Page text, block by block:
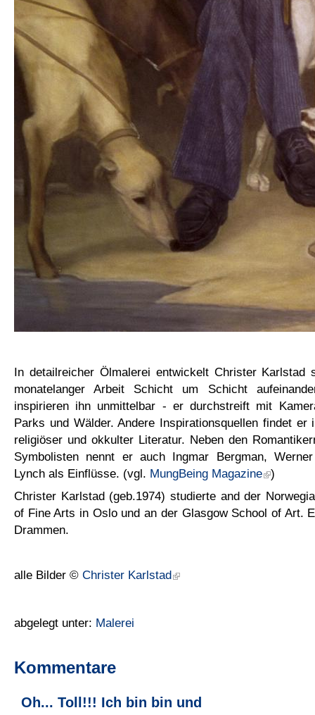
In detailreicher Ölmalerei entwickelt Christer Karlstad
monatelanger Arbeit Schicht um Schicht
inspirieren ihn unmittelbar - er durchstreift mit
Parks und Wälder. Andere Inspirationsquellen findet er
religiöser und okkulter Literatur. Neben den
Symbolisten nennt er auch Ingmar Bergman,
Lynch als Einflüsse. (vgl. MungBeing Magazine )
Christer Karlstad (geb.1974) studierte and der
of Fine Arts in Oslo und an der Glasgow School of Art.
Drammen.
alle Bilder © Christer Karlstad
abgelegt unter: Malerei
Kommentare
Oh... Toll!!! Ich bin bin und